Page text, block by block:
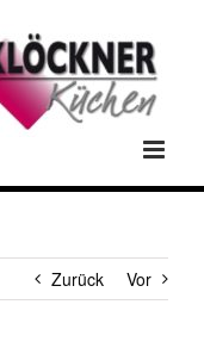
Zurück Vor